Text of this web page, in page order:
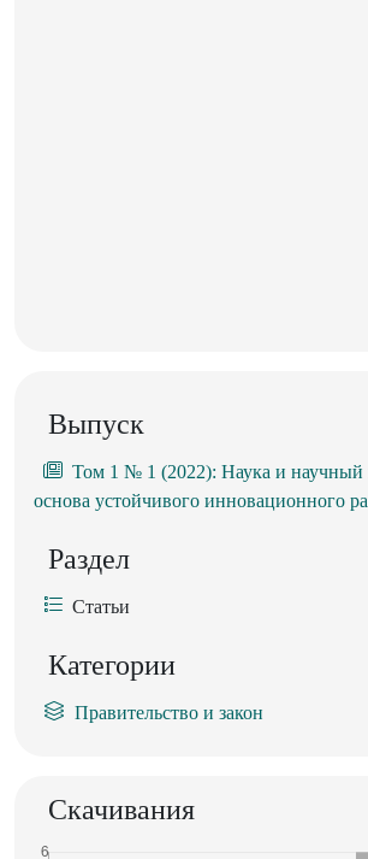
Выпуск
Том 1 № 1 (2022): Наука и научный
основа устойчивого инновационного
Раздел
Статьи
Категории
Правительство и закон
Скачивания